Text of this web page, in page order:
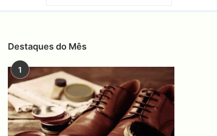
Destaques do Mês
1